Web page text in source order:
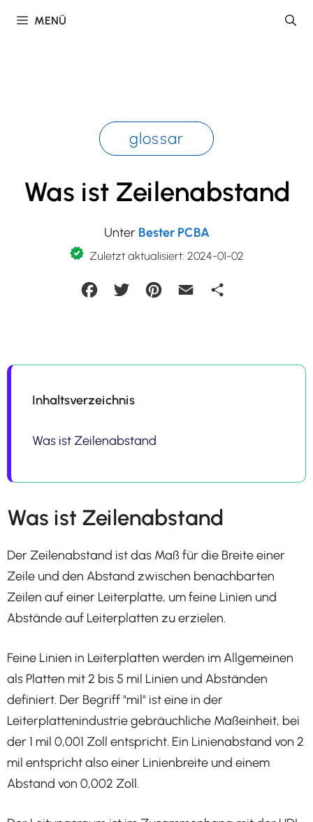
Inhalt
MENÜ
glossar
Was ist Zeilenabstand
Unter Bester PCBA
Zuletzt aktualisiert: 2024-01-02
FacebookTwitter Pinterest Email
Inhaltsverzeichnis
Was ist Zeilenabstand
Was ist Zeilenabstand
Der Zeilenabstand ist das Maß für die Breite einer
Zeile und den Abstand zwischen benachbarten
Zeilen auf einer Leiterplatte, um feine Linien und
Abstände auf Leiterplatten zu erzielen.
Feine Linien in Leiterplatten werden im Allgemeinen
als Platten mit 2 bis 5 mil Linien und Abständen
definiert. Der Begriff "mil" ist eine in der
Leiterplattenindustrie gebräuchliche Maßeinheit, bei
der 1 mil 0,001 Zoll entspricht. Ein Linienabstand von 2
mil entspricht also einer Linienbreite und einem
Abstand von 0,002 Zoll.